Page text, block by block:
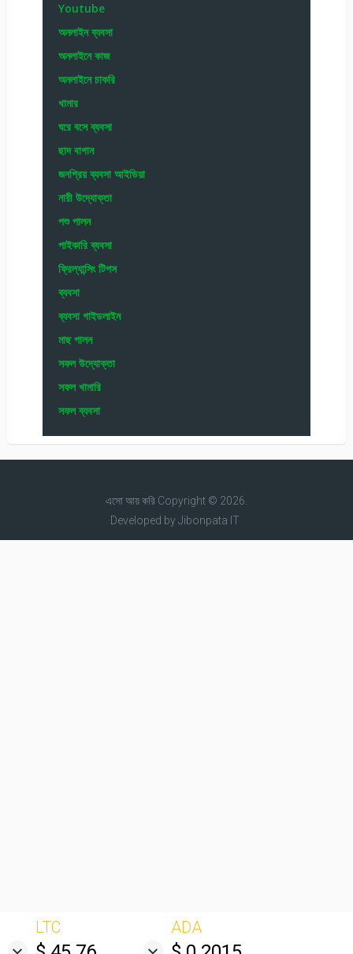
Youtube
অনলাইন ব্যবসা
অনলাইনে কাজ
অনলাইনে চাকরি
খামার
ঘরে বসে ব্যবসা
ছাদ বাগান
জনপ্রিয় ব্যবসা আইডিয়া
নারী উদ্যোক্তা
পশু পালন
পাইকারি ব্যবসা
ফ্রিল্যান্সিং টিপস
ব্যবসা
ব্যবসা গাইডলাইন
মাছ পালন
সফল উদ্যোক্তা
সফল খামারি
সফল ব্যবসা
এসো আয় করিCopyright © 2026.
Developed byJibonpata IT
LTC ADA